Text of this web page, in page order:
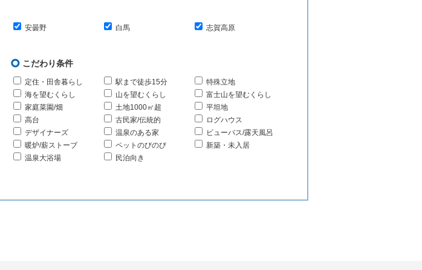
安曇野 白馬
志賀高原
こだわり条件
定住・田舎暮らし 駅まで徒歩15分
特殊立地
海を望むくらし
山を望むくらし
富士山を望むくらし
家庭菜園/畑
土地1000㎡超
平坦地
高台
古民家/伝統的
ログハウス
デザイナーズ
温泉のある家
ビューバス/露天風呂
暖炉/薪ストーブ
ペットのびのび
新築・未入居
温泉大浴場
民泊向き